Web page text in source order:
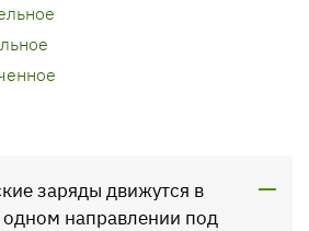
заряды движутся в
направлении под